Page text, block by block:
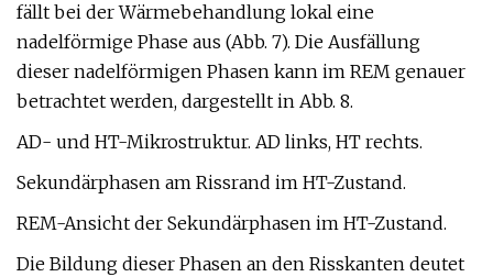
fällt bei der Wärmebehandlung lokal eine
nadelförmige Phase aus (Abb. 7). Die Ausfällung
dieser nadelförmigen Phasen kann im REM genauer
betrachtet werden, dargestellt in Abb. 8.
AD- und HT-Mikrostruktur. AD links, HT rechts.
Sekundärphasen am Rissrand im HT-Zustand.
REM-Ansicht der Sekundärphasen im HT-Zustand.
Die Bildung dieser Phasen an den Risskanten deutet